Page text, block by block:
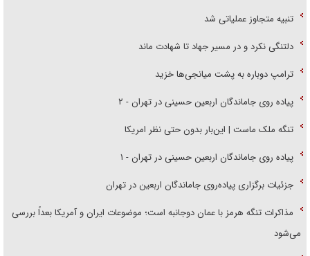
تنبیه متجاوز عملیاتی شد
دلتنگی نکرد و در مسیر جهاد تا شهادت ماند
ترامپ دوباره به پشت میانجی‌ها خزید
پیاده روی جاماندگان اربعین حسینی در تهران - ۲
تنگه ملک ماست | این‌بار بدون حتی نظر امریکا
پیاده روی جاماندگان اربعین حسینی در تهران - ۱
جزئیات برگزاری پیاده‌روی جاماندگان اربعین در تهران
مذاکرات تنگه هرمز با عمان دوجانبه است؛ موضوعات ایران و آمریکا بعداً بررسی
می‌شود